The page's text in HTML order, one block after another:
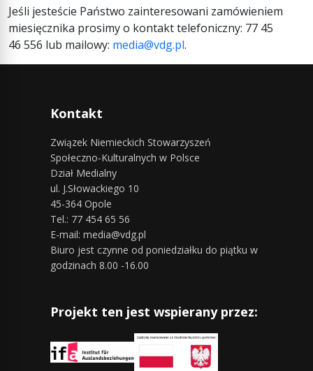
Jeśli jesteście Państwo zainteresowani zamówieniem
miesięcznika prosimy o kontakt telefoniczny: 77 45
46 556 lub mailowy: media@vdg.pl.
Kontakt
Związek Niemieckich Stowarzyszeń
Społeczno-Kulturalnych w Polsce
Dział Medialny
ul. J.Słowackiego 10
45-364 Opole
Tel.: 77 454 65 56
E-mail: media@vdg.pl
Biuro jest czynne od poniedziałku do piątku w
godzinach 8.00 -16.00
Projekt ten jest wspierany przez: